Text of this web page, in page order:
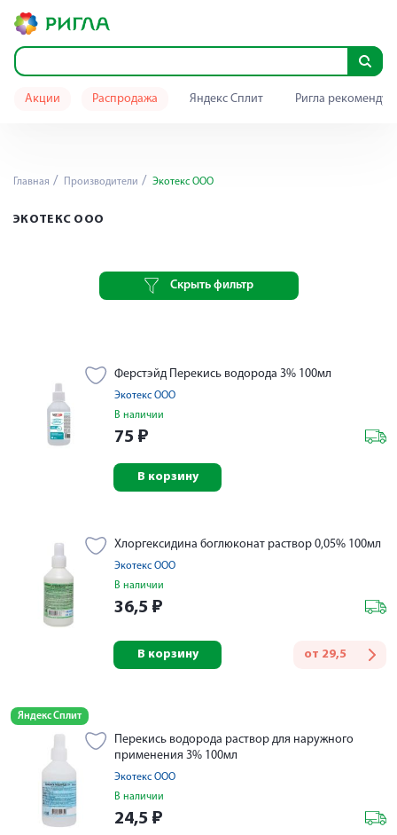
Акции Распродажа Яндекс Сплит Ригла
Главная Производители Экотекс ООО
ЭКОТЕКС ООО
Скрыть фильтр
Ферстэйд Перекись водорода 3% 100мл
Экотекс ООО
В наличии
75 ₽
В корзину
Хлоргексидина боглюконат раствор 0,05% 100мл
Экотекс ООО
В наличии
36,5 ₽
от 29,5
В корзину
Яндекс Сплит
Перекись водорода раствор для наружного
применения 3% 100мл
Экотекс ООО
В наличии
24,5 ₽